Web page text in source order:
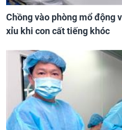
Chồng vào phòng mổ động
xỉu khi con cất tiếng khóc